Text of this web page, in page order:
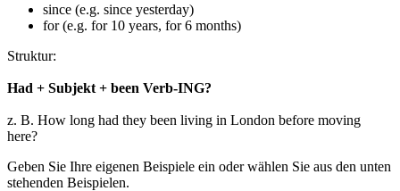
since (e.g. since yesterday)
for (e.g. for 10 years, for 6 months)
Struktur:
Had + Subjekt + been Verb-ING?
z. B. How long had they been living in London before moving
here?
Geben Sie Ihre eigenen Beispiele ein oder wählen Sie aus den unten
stehenden Beispielen.